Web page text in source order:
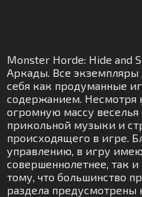
Monster Horde: Hide and
Аркады. Все экземпляры
себя как продуманные
содержанием. Несмотря
огромную массу
прикольной музыки и
происходящего в игре.
управлению, в игру
совершеннолетнее, так
тому, что большинство
раздела предусмотрены